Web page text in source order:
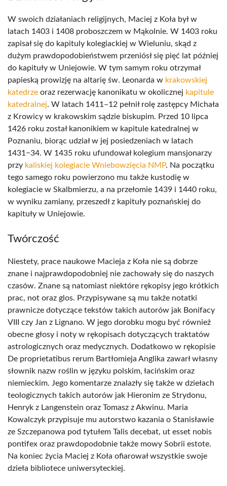
W swoich działaniach religijnych, Maciej z Koła był w
latach 1403 i 1408 proboszczem w Mąkolnie. W 1403 roku
zapisał się do kapituly kolegiackiej w Wieluniu, skąd z
dużym prawdopodobieństwem przeniósł się pięć lat później
do kapituły w Uniejowie. W tym samym roku otrzymał
papieską prowizję na altarię św. Leonarda w krakowskiej
katedrze oraz rezerwację kanonikatu w okolicznej kapitule
katedralnej. W latach 1411–12 pełnił rolę zastępcy Michała
z Krowicy w krakowskim sądzie biskupim. Przed 10 lipca
1426 roku został kanonikiem w kapitule katedralnej w
Poznaniu, biorąc udział w jej posiedzeniach w latach
1431−34. W 1435 roku ufundował kolegium mansjonarzy
przy kaliskiej kolegiacie Wniebowzięcia NMP. Na początku
tego samego roku powierzono mu także kustodię w
kolegiacie w Skalbmierzu, a na przełomie 1439 i 1440 roku,
w wyniku zamiany, przeszedł z kapituły poznańskiej do
kapituły w Uniejowie.
Twórczość
Niestety, prace naukowe Macieja z Koła nie są dobrze
znane i najprawdopodobniej nie zachowały się do naszych
czasów. Znane są natomiast niektóre rękopisy jego krótkich
prac, not oraz glos. Przypisywane są mu także notatki
prawnicze dotyczące tekstów takich autorów jak Bonifacy
VIII czy Jan z Lignano. W jego dorobku mogu być również
obecne głosy i noty w rękopisach dotyczących traktatów
astrologicznych oraz medycznych. Dodatkowo w rękopisie
De proprietatibus rerum Bartłomieja Anglika zawarł własny
słownik nazw roślin w języku polskim, łacińskim oraz
niemieckim. Jego komentarze znalazły się także w dziełach
teologicznych takich autorów jak Hieronim ze Strydonu,
Henryk z Langenstein oraz Tomasz z Akwinu. Maria
Kowalczyk przypisuje mu autorstwo kazania o Stanisławie
ze Szczepanowa pod tytułem Talis decebat, ut esset nobis
pontifex oraz prawdopodobnie także mowy Sobrii estote.
Na koniec życia Maciej z Koła ofiarował wszystkie swoje
dzieła bibliotece uniwersyteckiej.